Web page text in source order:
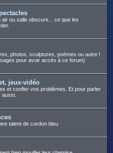
air ou salle obscure... ce que les
photos, sculptures, poèmes ou autre !
pour avoir accès à ce forum)
jeux-vidéo
et confier vos problèmes. Et pour parler
aussi.
talent de cordon bleu